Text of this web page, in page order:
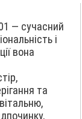
— сучасний
і
вона
та